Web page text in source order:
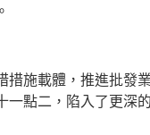
措施載體，推進批發
一點二，陷入了更深